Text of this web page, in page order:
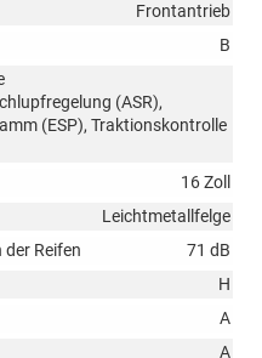
Frontantrieb
B
(ASR),
(ESP), Traktionskontrolle
16 Zoll
Leichtmetallfelge
Reifen
71 dB
H
A
A